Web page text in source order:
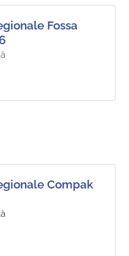
Fossa
Compak